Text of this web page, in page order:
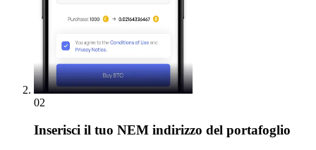
02
Inserisci il tuo NEM indirizzo del portafoglio